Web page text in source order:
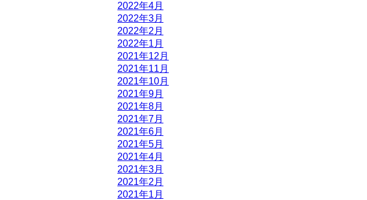
2022年4月
2022年3月
2022年2月
2022年1月
2021年12月
2021年11月
2021年10月
2021年9月
2021年8月
2021年7月
2021年6月
2021年5月
2021年4月
2021年3月
2021年2月
2021年1月